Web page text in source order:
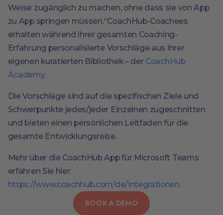
Weise zugänglich zu machen, ohne dass sie von App
zu App springen müssen.“CoachHub-Coachees
erhalten während ihrer gesamten Coaching-
Erfahrung personalisierte Vorschläge aus ihrer
eigenen kuratierten Bibliothek – der CoachHub
Academy.
Die Vorschläge sind auf die spezifischen Ziele und
Schwerpunkte jedes/jeder Einzelnen zugeschnitten
und bieten einen persönlichen Leitfaden für die
gesamte Entwicklungsreise.
Mehr über die CoachHub App für Microsoft Teams
erfahren Sie hier:
https://www.coachhub.com/de/integrationen.
BOOK A DEMO